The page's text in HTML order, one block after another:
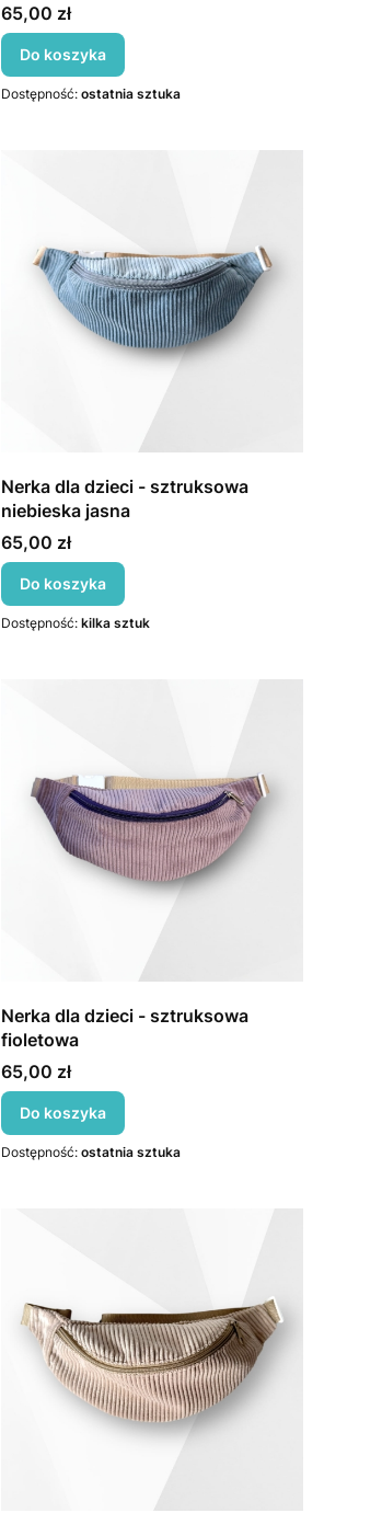
Cena
65,00 zł
Do koszyka
Dostępność: ostatnia sztuka
Nerka dla dzieci - sztruksowa
niebieska jasna
Cena
65,00 zł
Do koszyka
Dostępność: kilka sztuk
Nerka dla dzieci - sztruksowa
fioletowa
Cena
65,00 zł
Do koszyka
Dostępność: ostatnia sztuka